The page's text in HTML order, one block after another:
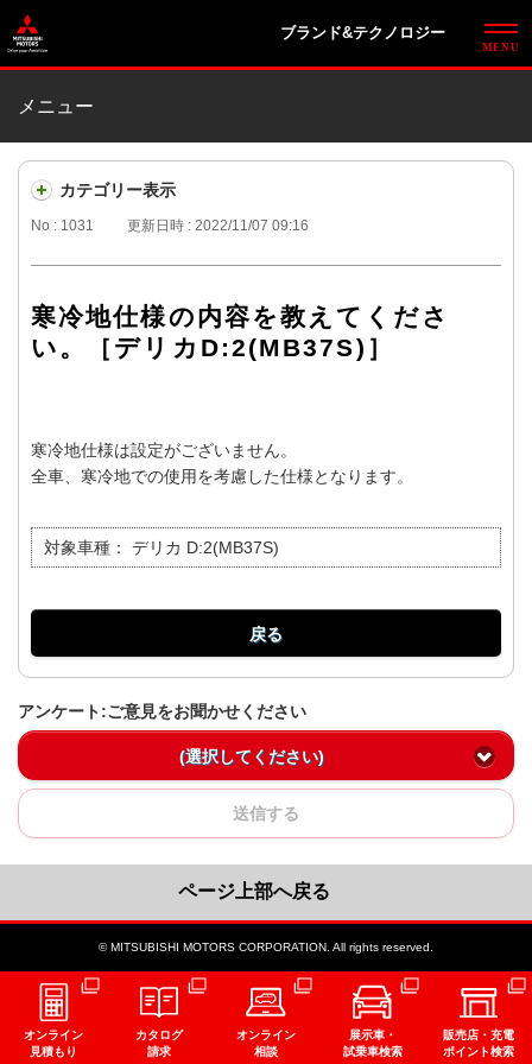
ブランド&テクノロジー
メニュー
カテゴリー表示
No : 1031 更新日時 : 2022/11/07 09:16
寒冷地仕様の内容を教えてくださ
い。［デリカD:2(MB37S)］
寒冷地仕様は設定がございません。
全車、寒冷地での使用を考慮した仕様となります。
対象車種： デリカ D:2(MB37S)
戻る
アンケート:ご意見をお聞かせください
(選択してください)
送信する
ページ上部へ戻る
© MITSUBISHI MOTORS CORPORATION. All rights reserved.
オンライン
見積もり
カタログ
請求
オンライン
相談
展示車・
試乗車検索
販売店・充電
ポイント検索